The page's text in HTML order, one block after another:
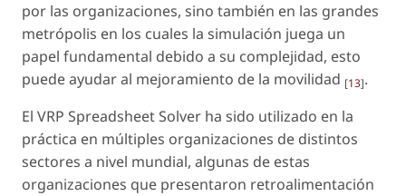
por las organizaciones, sino también en las grandes
metrópolis en los cuales la simulación juega un
papel fundamental debido a su complejidad, esto
puede ayudar al mejoramiento de la movilidad [13].
El VRP Spreadsheet Solver ha sido utilizado en la
práctica en múltiples organizaciones de distintos
sectores a nivel mundial, algunas de estas
organizaciones que presentaron retroalimentación